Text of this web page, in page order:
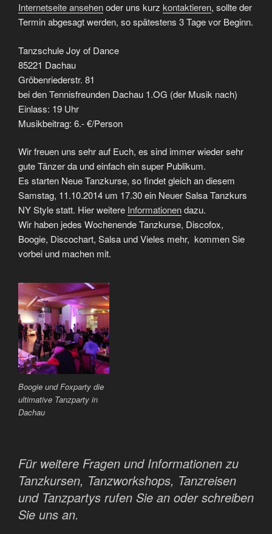
Internetseite ansehenoder uns kurz kontaktieren, sollte der
Termin abgesagt werden, so spätestens 3 Tage vor Beginn.
Tanzschule Joy of Dance
85221 Dachau
Gröbenriederstr. 81
bei den Tennisfreunden Dachau 1.OG (der Musik nach)
Einlass: 19 Uhr
Musikbeitrag: 6.- €/Person
Wir freuen uns sehr auf Euch, es sind immer wieder sehr
gute Tänzer da und einfach ein super Publikum.
Es starten Neue Tanzkurse, so findet gleich an diesem
Samstag, 11.10.2014 um 17.30 ein Neuer Salsa Tanzkurs
NY Style statt. Hier weitere Informationendazu.
Wir haben jedes Wochenende Tanzkurse, Discofox,
Boogie, Discochart, Salsa und Vieles mehr, kommen Sie
vorbei und machen mit.
Boogie und Foxparty die
ultimative Tanzparty in
Dachau
Für weitere Fragen und Informationen zu
Tanzkursen, Tanzworkshops, Tanzreisen
und Tanzpartys rufen Sie an oder schreiben
Sie uns an.